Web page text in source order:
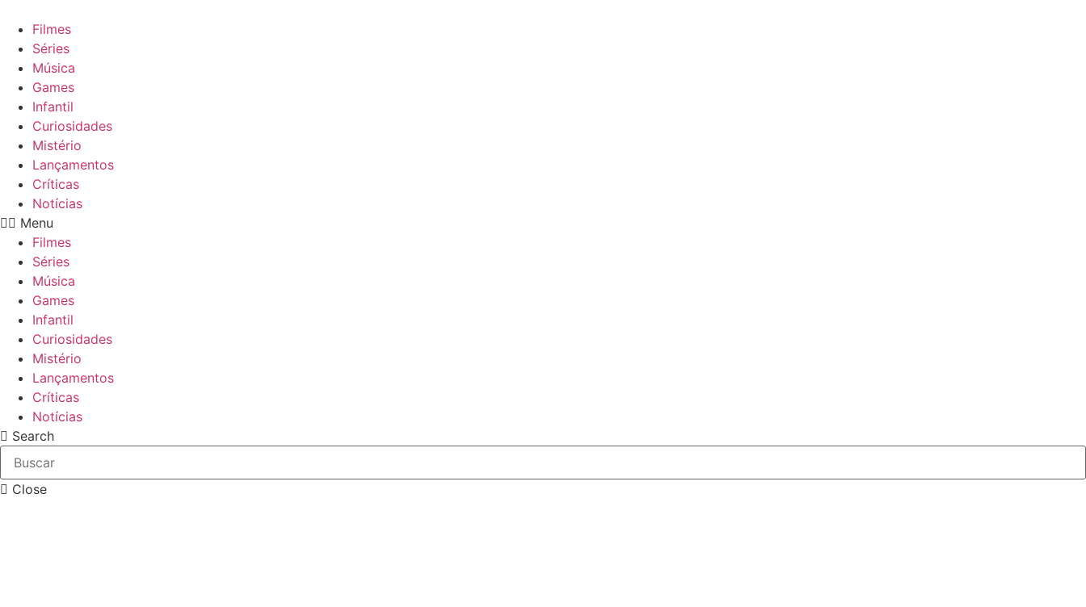
para
conteúdo
Filmes
Séries
Música
Games
Infantil
Curiosidades
Mistério
Lançamentos
Críticas
Notícias
Menu
Filmes
Séries
Música
Games
Infantil
Curiosidades
Mistério
Lançamentos
Críticas
Notícias
Search
Close